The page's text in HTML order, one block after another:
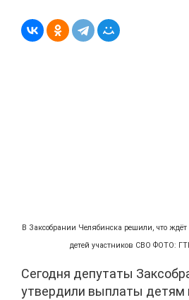
В Заксобрании Челябинска решили, что
детей участников СВО ФОТО:
Сегодня депутаты
утвердили выплаты детям